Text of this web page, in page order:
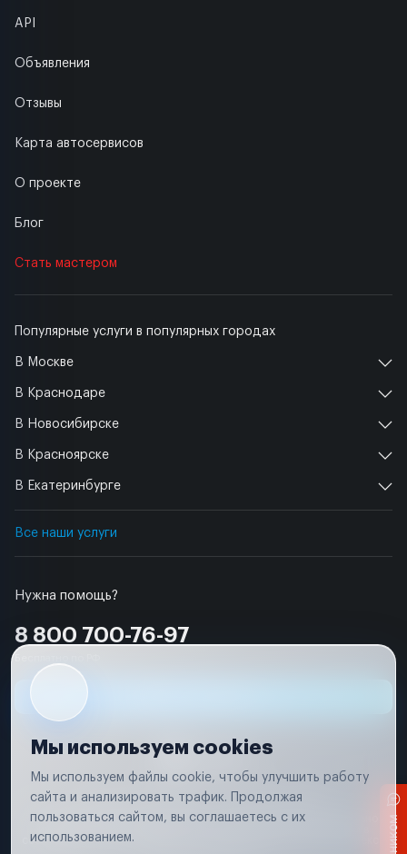
Нужна помощь?
8 800 700-76-97
Популярные услуги в популярных городах
В Москве
В Краснодаре
В Новосибирске
В Красноярске
В Екатеринбурге
Все наши услуги
API
Объявления
Отзывы
Карта автосервисов
О проекте
Блог
Стать мастером
Условия использования
Удаление аккаунта
Вся информация, представленная на сайте, носит исключительно
соответствии с положениями статьи 437 (п. 2) Гражданского кодекса
Мы используем cookies
Мы используем файлы cookie, чтобы улучшить работу
сайта и анализировать трафик. Продолжая
пользоваться сайтом, вы соглашаетесь с их
использованием.